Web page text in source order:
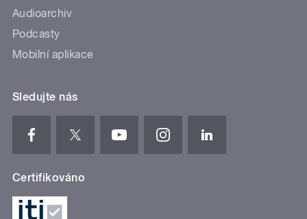
Audioarchiv
Podcasty
Mobilní aplikace
Sledujte nás
Certifikováno